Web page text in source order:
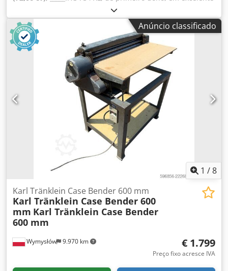
estado. Horas de utilização: aproximadamente 8.600. Ano
de fabricação: 1988. Elevação dianteira. Tomada de força
dianteira. Caixa de velocidades de 30 km/h. Preço:
24.500,00 euros, sem IVA. Localização: [informação
ausente]. Dkedpfxezdmutj Acwsr
Anúncio classificado
1 /8
Wymysłów 9.970 km
Karl Tränklein Case Bender 600 mm
Karl Tränklein Case Bender 600
mm Karl Tränklein Case Bender
600 mm
€ 1.799
Preço fixo acresce IVA